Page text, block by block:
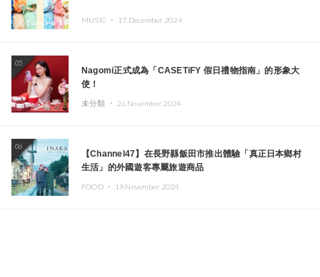
MUSIC ・ 17.December.2024
05
Nagomi正式成為「CASETiFY 假日禮物指南」的形象大
使！
未分類 ・ 26.November.2024
06
【Channel47】在長野縣飯田市推出體驗「真正日本鄉村
生活」的外國遊客專屬旅遊商品
FOOD ・ 19.November.2024